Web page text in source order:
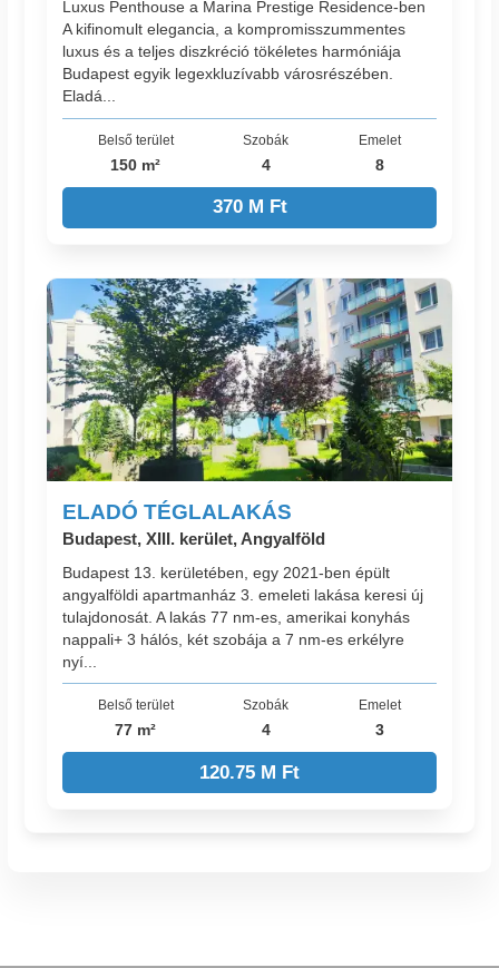
Luxus Penthouse a Marina Prestige Residence-ben
A kifinomult elegancia, a kompromisszummentes
luxus és a teljes diszkréció tökéletes harmóniája
Budapest egyik legexkluzívabb városrészében.
Eladá...
Belső terület
150 m²
Szobák
4
Emelet
8
370 M Ft
ELADÓ TÉGLALAKÁS
Budapest, XIII. kerület, Angyalföld
Budapest 13. kerületében, egy 2021-ben épült
angyalföldi apartmanház 3. emeleti lakása keresi új
tulajdonosát. A lakás 77 nm-es, amerikai konyhás
nappali+ 3 hálós, két szobája a 7 nm-es erkélyre
nyí...
Belső terület
77 m²
Szobák
4
Emelet
3
120.75 M Ft